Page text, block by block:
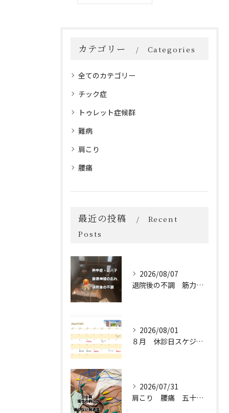
カテゴリー Categories
全てのカテゴリー
チック症
トゥレット症候群
難病
肩こり
腰痛
最近の投稿
Recent
Posts
2026/08/07
退院後の不調 筋力低下 熱中症 自律神経の乱れ
2026/08/01
８月 休診日スケジュール🗓️
2026/07/31
肩こり 腰痛 五十肩 保険